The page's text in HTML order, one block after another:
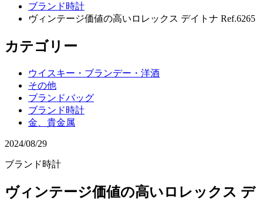
ブランド時計
ヴィンテージ価値の高いロレックス デイトナ Ref.6265
カテゴリー
ウイスキー・ブランデー・洋酒
その他
ブランドバッグ
ブランド時計
金、貴金属
2024/08/29
ブランド時計
ヴィンテージ価値の高いロレックス デ